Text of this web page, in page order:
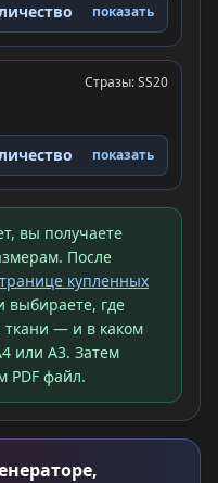
показать
Стразы: SS20
показать
вы получаете
После
купленных
где
ткани — и в каком
или A3. Затем
PDF файл.